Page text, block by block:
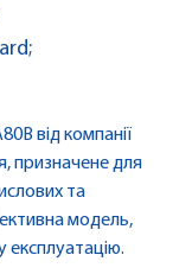
від компанії
призначене для
та
модель,
експлуатацію.